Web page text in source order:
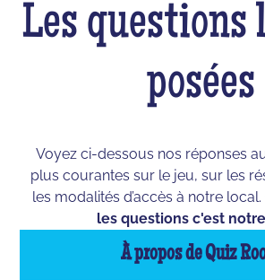
Les questions
posées
Voyez ci-dessous nos réponses
plus courantes sur le jeu, sur les
les modalités d’accès à notre local.
les questions c'est
À propos de Quiz